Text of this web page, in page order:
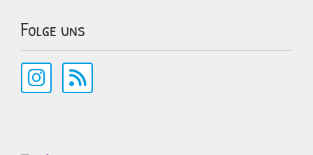
Folge uns